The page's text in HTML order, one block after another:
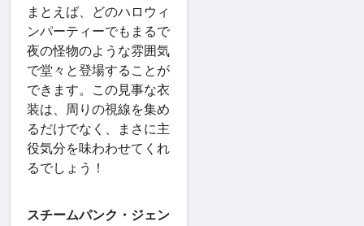
まとえば、どのハロウィ
ンパーティーでもまるで
夜の怪物のような雰囲気
で堂々と登場することが
できます。この見事な衣
装は、周りの視線を集め
るだけでなく、まさに主
役気分を味わわせてくれ
るでしょう！
スチームパンク・ジェン